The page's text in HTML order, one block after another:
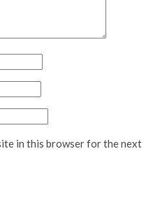
in this browser for the next